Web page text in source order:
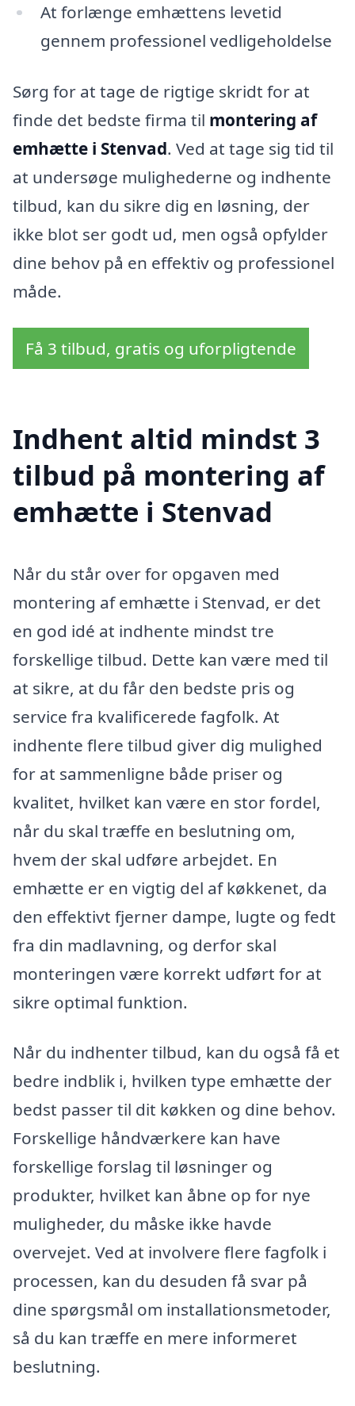
At forlænge emhættens levetid
gennem professionel vedligeholdelse
Sørg for at tage de rigtige skridt for at
finde det bedste firma til montering af
emhætte i Stenvad. Ved at tage sig tid til
at undersøge mulighederne og indhente
tilbud, kan du sikre dig en løsning, der
ikke blot ser godt ud, men også opfylder
dine behov på en effektiv og professionel
måde.
Få 3 tilbud, gratis og uforpligtende
Indhent altid mindst 3
tilbud på montering af
emhætte i Stenvad
Når du står over for opgaven med
montering af emhætte i Stenvad, er det
en god idé at indhente mindst tre
forskellige tilbud. Dette kan være med til
at sikre, at du får den bedste pris og
service fra kvalificerede fagfolk. At
indhente flere tilbud giver dig mulighed
for at sammenligne både priser og
kvalitet, hvilket kan være en stor fordel,
når du skal træffe en beslutning om,
hvem der skal udføre arbejdet. En
emhætte er en vigtig del af køkkenet, da
den effektivt fjerner dampe, lugte og fedt
fra din madlavning, og derfor skal
monteringen være korrekt udført for at
sikre optimal funktion.
Når du indhenter tilbud, kan du også få et
bedre indblik i, hvilken type emhætte der
bedst passer til dit køkken og dine behov.
Forskellige håndværkere kan have
forskellige forslag til løsninger og
produkter, hvilket kan åbne op for nye
muligheder, du måske ikke havde
overvejet. Ved at involvere flere fagfolk i
processen, kan du desuden få svar på
dine spørgsmål om installationsmetoder,
så du kan træffe en mere informeret
beslutning.